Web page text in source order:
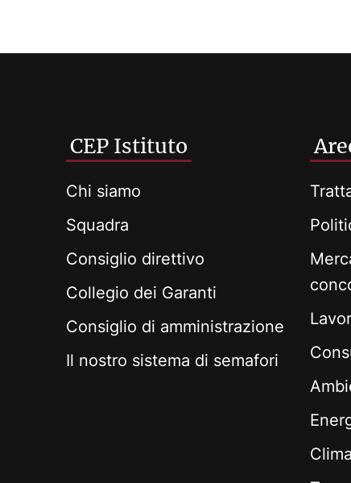
CEP Istituto
Chi siamo
Squadra
Consiglio direttivo
Collegio dei Garanti
Consiglio di amministrazione
Il nostro sistema di semafori
Clima